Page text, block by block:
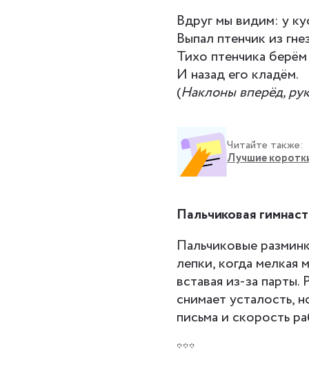
Вдруг мы видим: у
Выпал птенчик из
Тихо птенчика берём
И назад его кладём.
(Наклоны вперёд,
Читайте также:
Лучшие
Пальчиковая
Пальчиковые
лепки, когда мелкая
вставая из-за
снимает усталость,
письма и скорость
***